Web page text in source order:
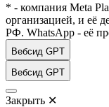
* - компания Meta
организацией, и её
РФ. WhatsApp - её
Вебсид GPT
Вебсид GPT
Закрыть ✕